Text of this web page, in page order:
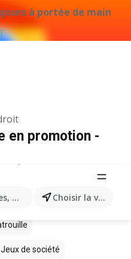
à portée de main
des catégories, des Choisir la ville
en promotion -
terme.
les magasins
Jeux de société